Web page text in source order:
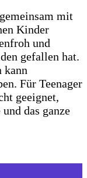
mit
Kinder
und
gefallen hat.
kann
Für Teenager
geeignet,
das ganze